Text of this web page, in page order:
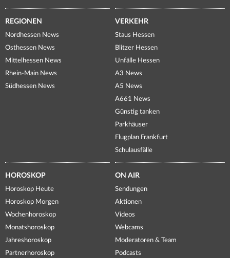
REGIONEN
Nordhessen News
Osthessen News
Mittelhessen News
Rhein-Main News
Südhessen News
VERKEHR
Staus Hessen
Blitzer Hessen
Unfälle Hessen
A3 News
A5 News
A661 News
Günstig tanken
Parkhäuser
Flugplan Frankfurt
Schulausfälle
HOROSKOP
Horoskop Heute
Horoskop Morgen
Wochenhoroskop
Monatshoroskop
Jahreshoroskop
Partnerhoroskop
ON AIR
Sendungen
Aktionen
Videos
Webcams
Moderatoren & Team
Podcasts